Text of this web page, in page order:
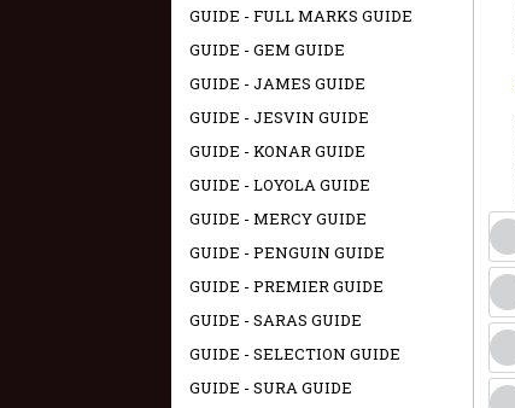
GUIDE - FULL MARKS GUIDE
GUIDE - GEM GUIDE
GUIDE - JAMES GUIDE
GUIDE - JESVIN GUIDE
GUIDE - KONAR GUIDE
GUIDE - LOYOLA GUIDE
GUIDE - MERCY GUIDE
GUIDE - PENGUIN GUIDE
GUIDE - PREMIER GUIDE
GUIDE - SARAS GUIDE
GUIDE - SELECTION GUIDE
GUIDE - SURA GUIDE